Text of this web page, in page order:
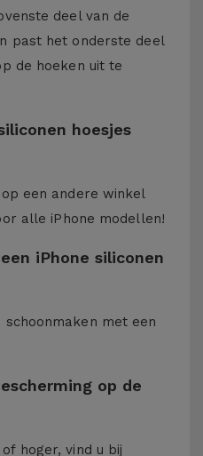
deel van de
past het onderste deel
de hoeken uit te
hoesjes
een andere winkel
alle iPhone modellen!
iPhone siliconen
schoonmaken met een
op de
hoger, vind u bij